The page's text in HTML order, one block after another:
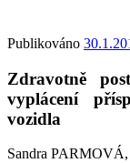
Publikováno
Zdravotně
vyplácení
vozidla
Sandra PARMOVÁ,